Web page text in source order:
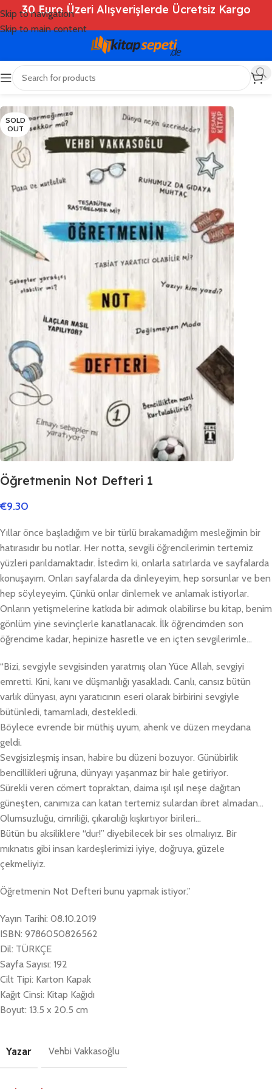
Skip to navigation
Skip to main content
30 Euro Üzeri Alışverişlerde Ücretsiz Kargo
Ana Sayfa Shop
SOLD
OUT
Öğretmenin Not Defteri 1
€9.30
Yıllar önce başladığım ve bir türlü bırakamadığım mesleğimin bir
hatırasıdır bu notlar. Her notta, sevgili öğrencilerimin tertemiz
yüzleri parıldamaktadır. İstedim ki, onlarla satırlarda ve sayfalarda
konuşayım. Onları sayfalarda da dinleyeyim, hep sorsunlar ve ben
hep söyleyeyim. Çünkü onlar dinlemek ve anlamak istiyorlar.
Onların yetişmelerine katkıda bir adımcık olabilirse bu kitap, benim
gönlüm yine sevinçlerle kanatlanacak. İlk öğrencimden son
öğrencime kadar, hepinize hasretle ve en içten sevgilerimle…
“Bizi, sevgiyle sevgisinden yaratmış olan Yüce Allah, sevgiyi
emretti. Kini, kanı ve düşmanlığı yasakladı. Canlı, cansız bütün
varlık dünyası, aynı yaratıcının eseri olarak birbirini sevgiyle
bütünledi, tamamladı, destekledi.
Böylece evrende bir müthiş uyum, ahenk ve düzen meydana
geldi.
Sevgisizleşmiş insan, habire bu düzeni bozuyor. Gü­nübirlik
bencillikleri uğruna, dünyayı yaşanmaz bir hale getiriyor.
Sürekli veren cömert topraktan, daima ışıl ışıl neşe dağıtan
güneşten, canımıza can katan tertemiz sulardan ibret almadan…
Olumsuzluğu, cimriliği, çıkarcılığı kışkır­tıyor birileri…
Bütün bu aksiliklere “dur!” diyebilecek bir ses olma­lıyız. Bir
mıknatıs gibi insan kardeşlerimizi iyiye, doğruya, güzele
çekmeliyiz.
Öğretmenin Not Defteri bunu yapmak istiyor.”
Yayın Tarihi: 08.10.2019
ISBN: 9786050826562
Dil: TÜRKÇE
Sayfa Sayısı: 192
Cilt Tipi: Karton Kapak
Kağıt Cinsi: Kitap Kağıdı
Boyut: 13.5 x 20.5 cm
Yazar Vehbi Vakkasoğlu